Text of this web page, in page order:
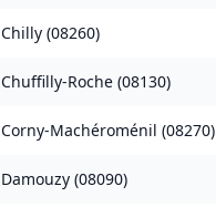
Chilly (08260)
Chuffilly-Roche (08130)
Corny-Machéroménil (08270)
Damouzy (08090)